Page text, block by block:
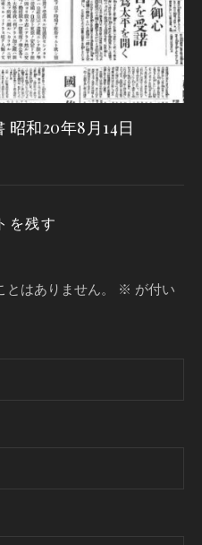
昭和20年8月14日
を残す
はありません。 ※ が付い